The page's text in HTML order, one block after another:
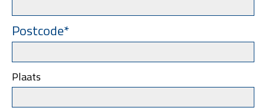
Postcode*
Plaats